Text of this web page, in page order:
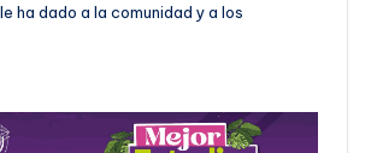
ha dado a la comunidad y a los